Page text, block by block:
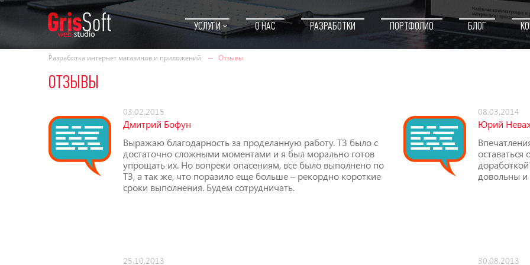
УСЛУГИ О НАС РАЗРАБОТКИ ПОРТФОЛИО БЛОГ
Разработка интернет магазинов и приложений Отзывы
ОТЗЫВЫ
03.02.2015
Дмитрий Бофун
Выражаю благодарность за проделанную работу. ТЗ было с
достаточно сложными моментами и я был морально готов
упрощать их. Но вопреки опасениям, все было выполнено по
ТЗ, а так же, что поразило еще больше – рекордно короткие
сроки выполнения. Будем сотрудничать.
08.03.2014
Юрий
оставаться
довольны
25.10.2013 30.08.2013